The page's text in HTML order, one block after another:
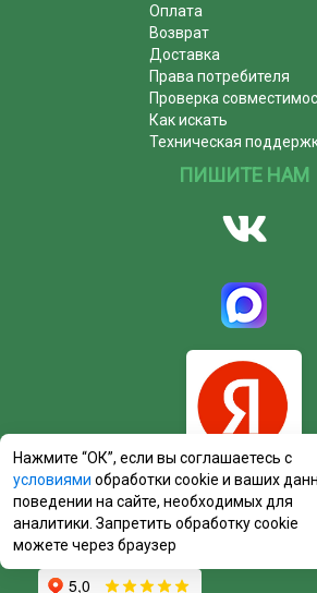
Оплата
Возврат
Доставка
Права потребителя
Проверка
Как искать
Техническая
ПИШИТЕ НАМ
Нажмите “ОК”, если вы соглашаетесь с
условиями обработки cookie и ваших
поведении на сайте, необходимых для
аналитики. Запретить обработку cookie
можете через браузер